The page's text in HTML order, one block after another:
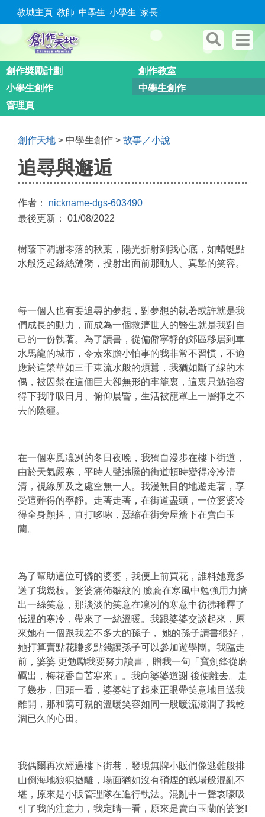
教城主頁 教師 中學生 小學生 家長
創作奬勵計劃
創作教室
小學生創作
中學生創作
管理頁
創作天地 > 中學生創作 > 故事／小說
追尋與邂逅
作者： nickname-dgs-603490
最後更新： 01/08/2022
樹蔭下凋謝零落的秋葉，陽光折射到我心底，如蜻蜓點
水般泛起絲絲漣漪，投射出面前那動人、真摯的笑容。
每一個人也有要追尋的夢想，對夢想的執著或許就是我
們成長的動力，而成為一個救濟世人的醫生就是我對自
己的一份執著。為了讀書，從偏僻寧靜的郊區移居到車
水馬龍的城市，令素來膽小怕事的我非常不習慣，不適
應於這繁華如三千東流水般的煩囂，我猶如斷了線的木
偶，被囚禁在這個巨大卻無形的牢籠裏，這裏只勉強容
得下我呼吸日月、俯仰晨昏，生活被籠罩上一層揮之不
去的陰霾。
在一個寒風凜冽的冬日夜晚，我獨自漫步在樓下街道，
由於天氣嚴寒，平時人聲沸騰的街道頓時變得冷冷清
清，視線所及之處空無一人。我漫無目的地遊走著，享
受這難得的寧靜。走著走著，在街道盡頭，一位婆婆冷
得全身顫抖，直打哆嗦，瑟縮在街旁屋簷下在賣白玉
蘭。
為了幫助這位可憐的婆婆，我便上前買花，誰料她竟多
送了我幾枝。婆婆滿佈皺紋的 臉龐在寒風中勉強用力擠
出一絲笑意，那淡淡的笑意在凜冽的寒意中彷彿稀釋了
低溫的寒冷，帶來了一絲溫暖。我跟婆婆交談起來，原
來她有一個跟我差不多大的孫子， 她的孫子讀書很好，
她打算賣點花賺多點錢讓孫子可以參加遊學團。我臨走
前，婆婆 更勉勵我要努力讀書，贈我一句「寶劍鋒從磨
礪出，梅花香自苦寒來」。我向婆婆道謝 後便離去。走
了幾步，回頭一看，婆婆站了起來正眼帶笑意地目送我
離開，那和藹可親的溫暖笑容如同一股暖流滋潤了我乾
涸已久的心田。
我偶爾再次經過樓下街巷，發現無牌小販們像逃難般排
山倒海地狼狽撤離，場面猶如沒有硝煙的戰場般混亂不
堪，原來是小販管理隊在進行執法。混亂中一聲哀嚎吸
引了我的注意力，我定睛一看，原來是賣白玉蘭的婆婆!